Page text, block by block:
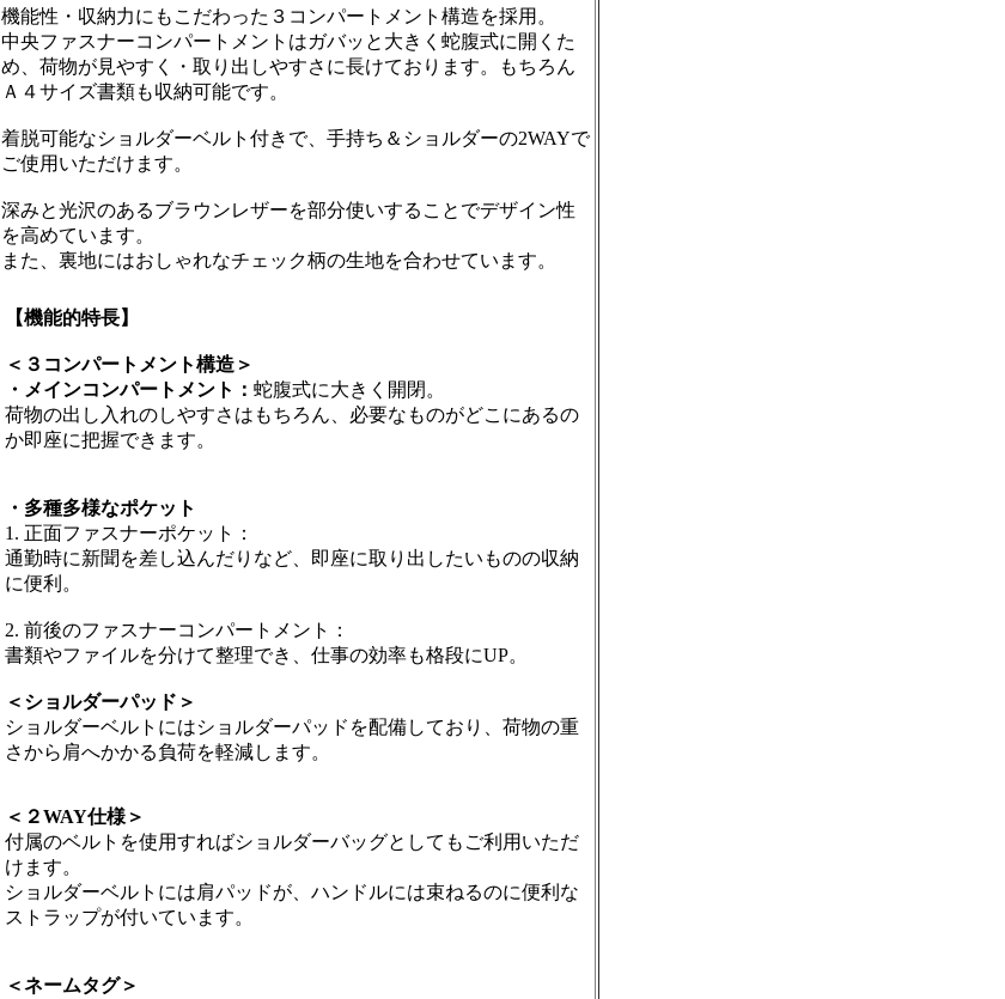
機能性・収納力にもこだわった３コンパートメント構造を採用。
中央ファスナーコンパートメントはガバッと大きく蛇腹式に開くた
め、荷物が見やすく・取り出しやすさに長けております。もちろん
Ａ４サイズ書類も収納可能です。
着脱可能なショルダーベルト付きで、手持ち＆ショルダーの2WAYで
ご使用いただけます。
深みと光沢のあるブラウンレザーを部分使いすることでデザイン性
を高めています。
また、裏地にはおしゃれなチェック柄の生地を合わせています。
【機能的特長】
＜３コンパートメント構造＞
・メインコンパートメント： 蛇腹式に大きく開閉。
荷物の出し入れのしやすさはもちろん、必要なものがどこにあるの
か即座に把握できます。
・多種多様なポケット
1. 正面ファスナーポケット：
通勤時に新聞を差し込んだりなど、即座に取り出したいものの収納
に便利。
2. 前後のファスナーコンパートメント：
書類やファイルを分けて整理でき、仕事の効率も格段にUP。
＜ショルダーパッド＞
ショルダーベルトにはショルダーパッドを配備しており、荷物の重
さから肩へかかる負荷を軽減します。
＜２WAY仕様＞
付属のベルトを使用すればショルダーバッグとしてもご利用いただ
けます。
ショルダーベルトには肩パッドが、ハンドルには束ねるのに便利な
ストラップが付いています。
＜ネームタグ＞